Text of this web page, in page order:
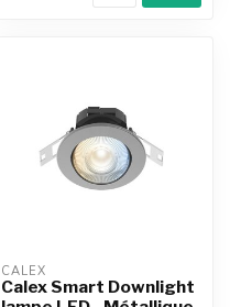
CALEX
Calex Smart Downlight